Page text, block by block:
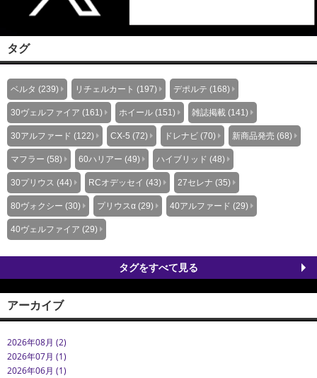
タグ
ベルタ (239) リチェルカート (197) デポルテ (168)
30ヴェルファイア (161) ホイール (151) 雑誌掲載 (141)
30アルファード (122) CX-5 (72) ドレナビ (70) 新商品発売 (68)
マフラー (58) 60ハリアー (49) ハイブリッド (48)
30プリウス (44) RCオデッセイ (43) 27セレナ (35)
80ヴォクシー (30) プリウスα (29) 40アルファード (29)
40ヴェルファイア (29)
タグをすべて見る
アーカイブ
2026年08月 (2)
2026年07月 (1)
2026年06月 (1)